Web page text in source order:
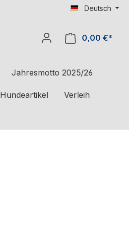
Deutsch
0,00 €*
Jahresmotto 2025/26
Hundeartikel Verleih